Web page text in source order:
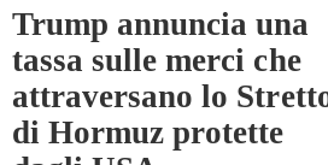
Trump annuncia una
tassa sulle merci che
attraversano lo
di Hormuz protette